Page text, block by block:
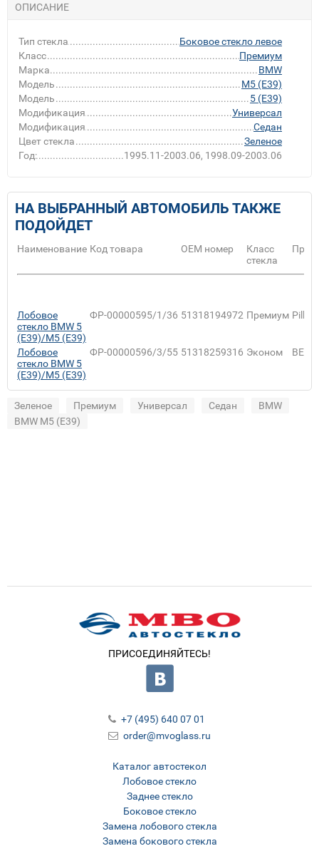
ОПИСАНИЕ
Тип стекла
Боковое стекло левое
Класс
Премиум
Марка
BMW
Модель
M5 (E39)
Модель
5 (E39)
Модификация
Универсал
Модификация
Седан
Цвет стекла
Зеленое
Год:
1995.11-2003.06, 1998.09-2003.06
НА ВЫБРАННЫЙ АВТОМОБИЛЬ ТАКЖЕ
ПОДОЙДЕТ
Наименование Код товара ОЕМ номер
Класс
стекла
Лобовое
стекло BMW 5
(E39)/M5 (E39)
ФР-00000595/1/36 51318194972 Премиум
Лобовое
стекло BMW 5
(E39)/M5 (E39)
ФР-00000596/3/55 51318259316 Эконом
Зеленое Премиум Универсал Седан
BMW
BMW M5 (E39)
ПРИСОЕДИНЯЙТЕСЬ!
Каталог автостекол
Лобовое стекло
Заднее стекло
Боковое стекло
Замена лобового стекла
Замена бокового стекла
+7 (495) 640 07 01
order@mvoglass.ru